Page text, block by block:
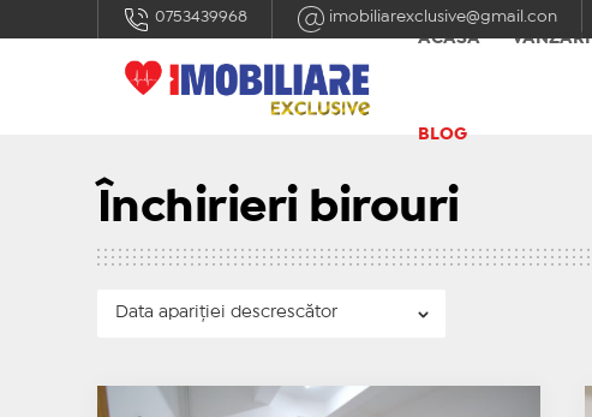
0753439968
imobiliarexclusive@gmail.con
ACASĂ
VÂNZĂRI
BLOG
Închirieri birouri